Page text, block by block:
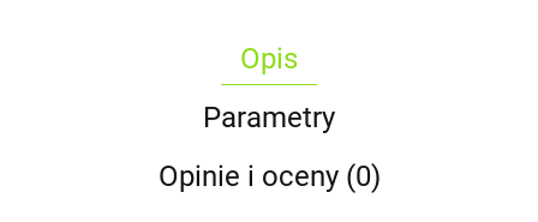
Opis
Parametry
Opinie i oceny (0)